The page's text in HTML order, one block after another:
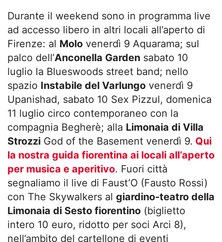
Durante il weekend sono in programma live
ad accesso libero in altri locali all’aperto di
Firenze: al Molo venerdì 9 Aquarama; sul
palco dell’Anconella Garden sabato 10
luglio la Blueswoods street band; nello
spazio Instabile del Varlungo venerdì 9
Upanishad, sabato 10 Sex Pizzul, domenica
11 luglio circo contemporaneo con la
compagnia Begherè; alla Limonaia di Villa
Strozzi God of the Basement venerdì 9. Qui
la nostra guida fiorentina ai locali all’aperto
per musica e aperitivo. Fuori città
segnaliamo il live di Faust’O (Fausto Rossi)
con The Skywalkers al giardino-teatro della
Limonaia di Sesto fiorentino (biglietto
intero 10 euro, ridotto per soci Arci 8),
nell’ambito del cartellone di eventi